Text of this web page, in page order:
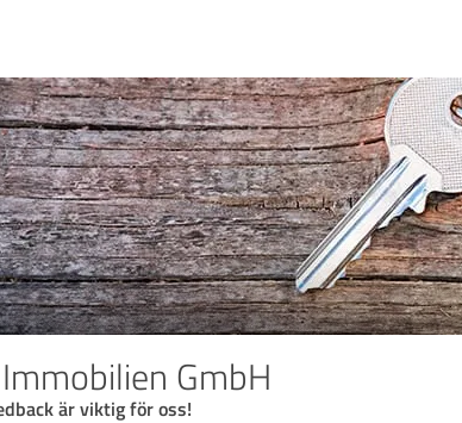
GmbH
är viktig för oss!